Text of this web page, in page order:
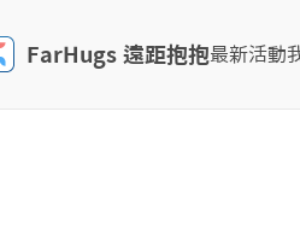
FarHugs 遠距抱抱最新活動